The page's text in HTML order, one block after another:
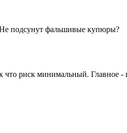
подсунут фальшивые купюры?
риск минимальный. Главное -